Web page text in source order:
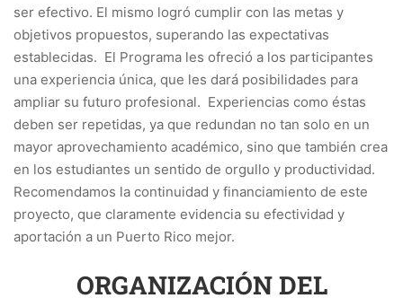
ser efectivo. El mismo logró cumplir con las metas y
objetivos propuestos, superando las expectativas
establecidas. El Programa les ofreció a los participantes
una experiencia única, que les dará posibilidades para
ampliar su futuro profesional. Experiencias como éstas
deben ser repetidas, ya que redundan no tan solo en un
mayor aprovechamiento académico, sino que también crea
en los estudiantes un sentido de orgullo y productividad.
Recomendamos la continuidad y financiamiento de este
proyecto, que claramente evidencia su efectividad y
aportación a un Puerto Rico mejor.
ORGANIZACIÓN DEL